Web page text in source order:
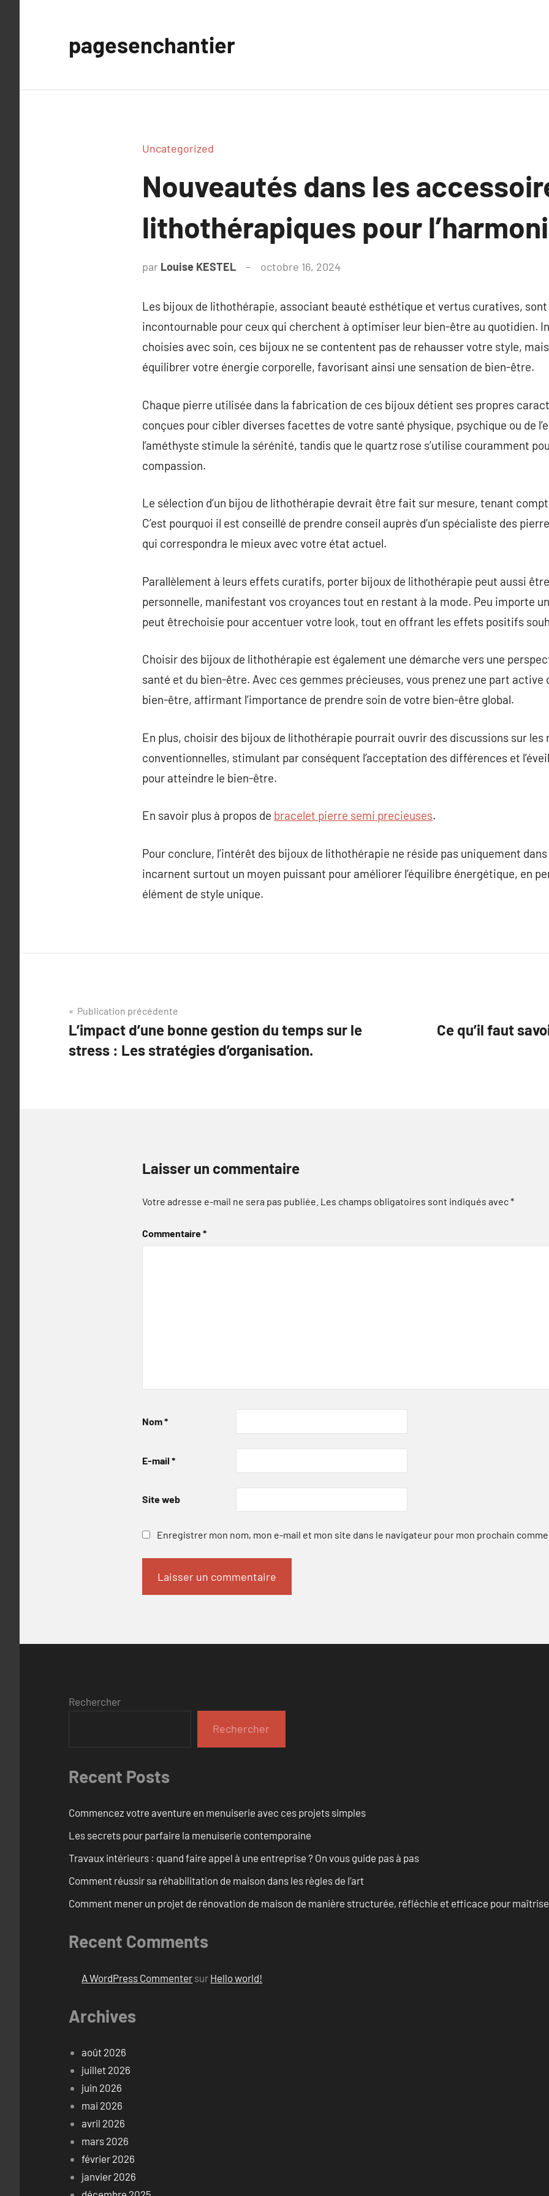
pagesenchantier
Uncategorized
Nouveautés dans les
lithothérapiques pour
par Louise KESTEL octobre 16, 2024
Les bijoux de lithothérapie, associant beauté esthétique et vertus curatives, sont
incontournable pour ceux qui cherchent à optimiser leur bien-être au quotidien.
choisies avec soin, ces bijoux ne se contentent pas de rehausser votre style,
équilibrer votre énergie corporelle, favorisant ainsi une sensation de bien-être.
Chaque pierre utilisée dans la fabrication de ces bijoux détient ses propres
conçues pour cibler diverses facettes de votre santé physique, psychique ou de
l’améthyste stimule la sérénité, tandis que le quartz rose s’utilise couramment
compassion.
Le sélection d’un bijou de lithothérapie devrait être fait sur mesure, tenant
C’est pourquoi il est conseillé de prendre conseil auprès d’un spécialiste des
qui correspondra le mieux avec votre état actuel.
Parallèlement à leurs effets curatifs, porter bijoux de lithothérapie peut aussi
personnelle, manifestant vos croyances tout en restant à la mode. Peu importe
peut êtrechoisie pour accentuer votre look, tout en offrant les effets positifs
Choisir des bijoux de lithothérapie est également une démarche vers une
santé et du bien-être. Avec ces gemmes précieuses, vous prenez une part active
bien-être, affirmant l’importance de prendre soin de votre bien-être global.
En plus, choisir des bijoux de lithothérapie pourrait ouvrir des discussions sur les
conventionnelles, stimulant par conséquent l’acceptation des différences et
pour atteindre le bien-être.
En savoir plus à propos de bracelet pierre semi precieuses.
Pour conclure, l’intérêt des bijoux de lithothérapie ne réside pas uniquement
incarnent surtout un moyen puissant pour améliorer l’équilibre énergétique, en
élément de style unique.
Navigation
de
l’article
Publication précédente
L’impact d’une bonne gestion du temps sur le
stress : Les stratégies d’organisation.
Ce qu’il faut
Laisser un commentaire
Votre adresse e-mail ne sera pas publiée. Les champs obligatoires sont indiqués avec*
Commentaire*
Nom*
E-mail *
Site web
Enregistrer mon nom, mon e-mail et mon site dans le navigateur pour mon prochain
Rechercher
Rechercher
Recent Posts
Commencez votre aventure en menuiserie avec ces projets simples
Les secrets pour parfaire la menuiserie contemporaine
Travaux intérieurs : quand faire appel à une entreprise ? On vous guide pas à pas
Comment réussir sa réhabilitation de maison dans les règles de l’art
Comment mener un projet de rénovation de maison de manière structurée, réfléchie et efficace pour
Recent Comments
A WordPress Commenter sur Hello world!
Archives
août 2026
juillet 2026
juin 2026
mai 2026
avril 2026
mars 2026
février 2026
janvier 2026